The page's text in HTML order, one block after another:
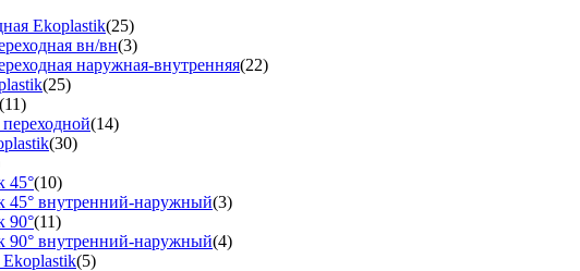
Ekoplastik(25)
вн/вн(3)
наружная-внутренняя(22)
(25)
(11)
(14)
(30)
45°(10)
45° внутренний-наружный(3)
90°(11)
90° внутренний-наружный(4)
(5)